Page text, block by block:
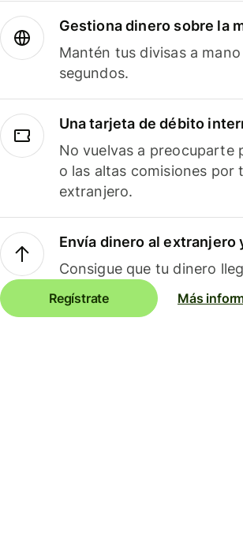
Gestiona dinero sobre la
Mantén tus divisas a
segundos.
Una tarjeta de débito
No vuelvas a preocuparte
o las altas comisiones por
extranjero.
Envía dinero al extranjero
Consigue que tu dinero
Regístrate Más